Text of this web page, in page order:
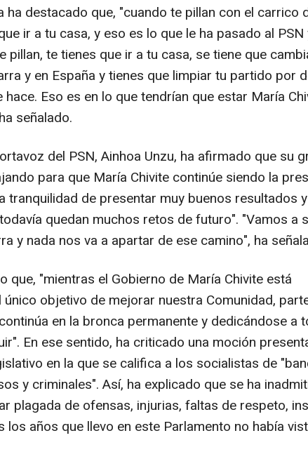
ha destacado que, "cuando te pillan con el carrico
ir a tu casa, y eso es lo que le ha pasado al PSN
pillan, te tienes que ir a tu casa, se tiene que
y en España y tienes que limpiar tu partido por
hace. Eso es en lo que tendrían que estar María
señalado.
del PSN, Ainhoa Unzu, ha afirmado que su
para que María Chivite continúe siendo la
tranquilidad de presentar muy buenos resultados
quedan muchos retos de futuro". "Vamos a
y nada nos va a apartar de ese camino", ha
que, "mientras el Gobierno de María Chivite está
objetivo de mejorar nuestra Comunidad,
en la bronca permanente y dedicándose a
En ese sentido, ha criticado una moción
en la que se califica a los socialistas de
y criminales". Así, ha explicado que se ha
plagada de ofensas, injurias, faltas de respeto,
los años que llevo en este Parlamento no había